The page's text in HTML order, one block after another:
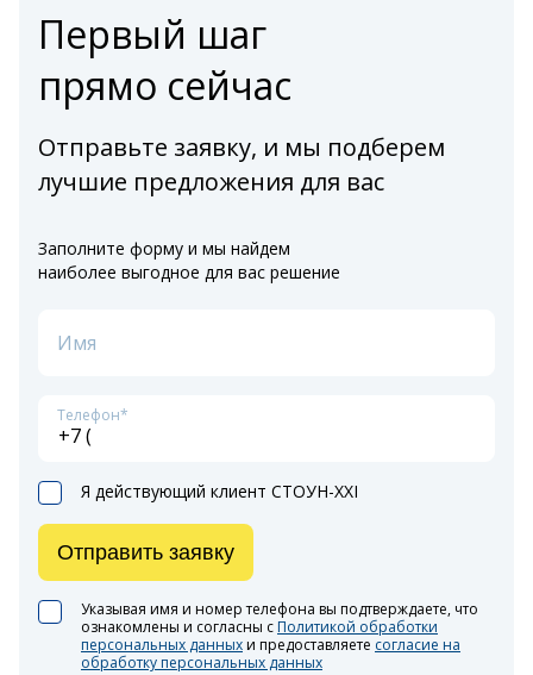
Первый шаг
прямо сейчас
Отправьте заявку, и мы подберем
лучшие предложения для вас
Заполните форму и мы найдем
наиболее выгодное для вас решение
Имя
Телефон*
Я действующий клиент СТОУН-XXI
Указывая имя и номер телефона вы подтверждаете, что
ознакомлены и согласны с Политикой обработки
персональных данныхи предоставляете согласие на
обработку персональных данных
Отправить заявку